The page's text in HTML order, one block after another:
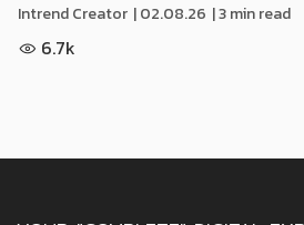
Intrend Creator |02.08.26 | 3 min read
6.7k